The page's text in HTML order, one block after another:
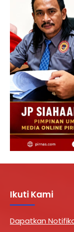
Ikuti Kami
Dapatkan